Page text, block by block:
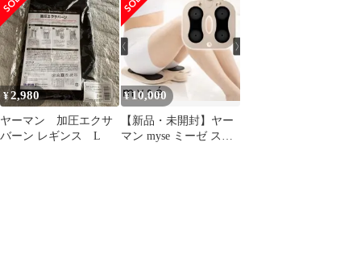
EX01 クリア
¥2,980
ヤーマン 加圧エクサ
バーン レギンス L
¥10,000
【新品・未開封】ヤー
マン myse ミーゼ スパ